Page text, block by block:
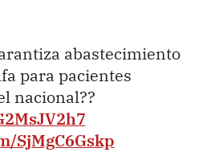
abastecimiento
para pacientes
nacional??
SjMgC6Gskp